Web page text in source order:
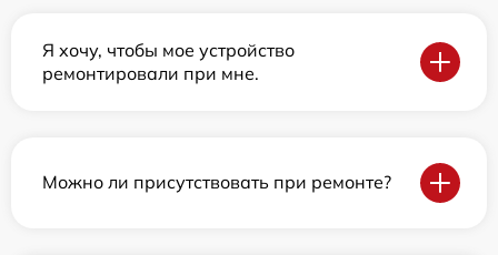
Я хочу, чтобы мое устройство
ремонтировали при мне.
Можно ли присутствовать при ремонте?